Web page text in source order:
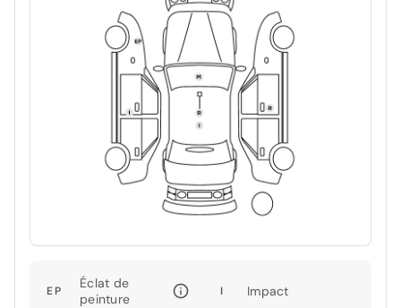
EP
Éclat de
peinture
I Impact